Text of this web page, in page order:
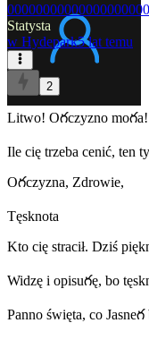
Statysta
w Hydepark5 lat temu
2
Litwo! Oగczyzno
Ile cię trzeba cenić, ten
Oగczyzna, Zdrowie,
Tęsknota
Kto cię stracił. ǲiś
Wiǳę i opisuగę, bo
Panno święta, co